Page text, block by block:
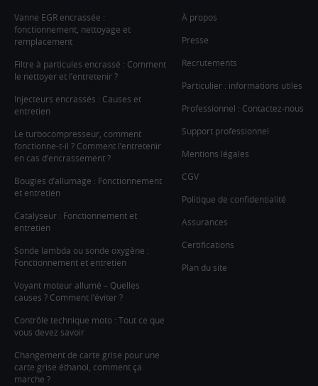
Vanne EGR encrassée :
fonctionnement, nettoyage et
remplacement
Filtre à particules encrassé : Comment
le nettoyer et l’entretenir ?
Injecteurs encrassés : Causes et
entretien
Le turbocompresseur, comment
fonctionne-t-il ? Comment l’entretenir
en cas d’encrassement ?
Bougies d’allumage : Fonctionnement
et entretien
Catalyseur : Fonctionnement et
entretien
Sonde lambda ou sonde oxygène :
Fonctionnement et entretien
Voyant moteur allumé – Quelles
causes ? Comment l’éviter ?
Contrôle technique moto : Tout ce que
vous devez savoir
Changement de carte grise pour une
carte grise éthanol, comment ça
marche ?
À propos
Presse
Recrutements
Particulier : informations utiles
Professionnel : Contactez-nous
Support professionnel
Mentions légales
CGV
Politique de confidentialité
Assurances
Certifications
Plan du site